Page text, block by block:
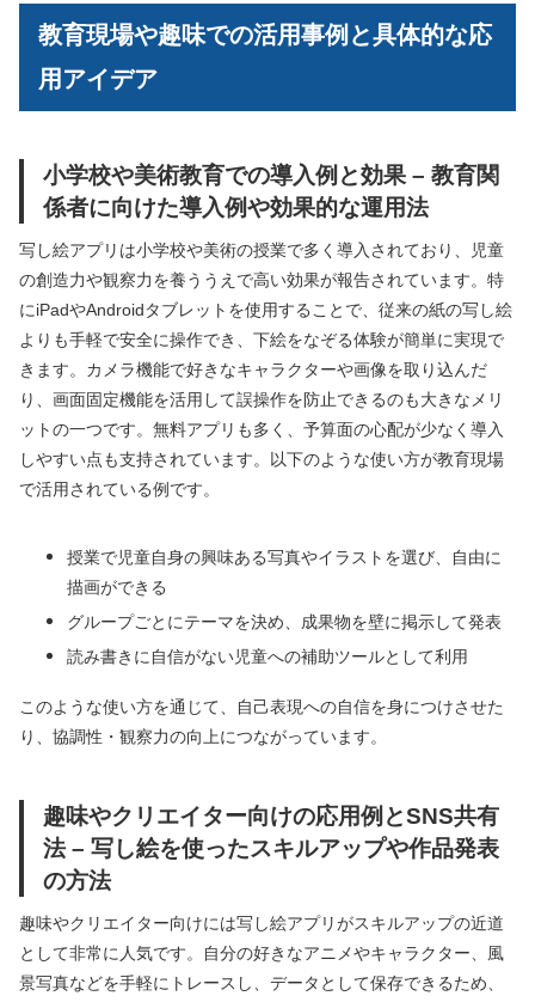
教育現場や趣味での活用事例と具体的な応
用アイデア
小学校や美術教育での導入例と効果 – 教育関
係者に向けた導入例や効果的な運用法
写し絵アプリは小学校や美術の授業で多く導入されており、児童
の創造力や観察力を養ううえで高い効果が報告されています。特
にiPadやAndroidタブレットを使用することで、従来の紙の写し絵
よりも手軽で安全に操作でき、下絵をなぞる体験が簡単に実現で
きます。カメラ機能で好きなキャラクターや画像を取り込んだ
り、画面固定機能を活用して誤操作を防止できるのも大きなメリ
ットの一つです。無料アプリも多く、予算面の心配が少なく導入
しやすい点も支持されています。以下のような使い方が教育現場
で活用されている例です。
授業で児童自身の興味ある写真やイラストを選び、自由に
描画ができる
グループごとにテーマを決め、成果物を壁に掲示して発表
読み書きに自信がない児童への補助ツールとして利用
このような使い方を通じて、自己表現への自信を身につけさせた
り、協調性・観察力の向上につながっています。
趣味やクリエイター向けの応用例とSNS共有
法 – 写し絵を使ったスキルアップや作品発表
の方法
趣味やクリエイター向けには写し絵アプリがスキルアップの近道
として非常に人気です。自分の好きなアニメやキャラクター、風
景写真などを手軽にトレースし、データとして保存できるため、